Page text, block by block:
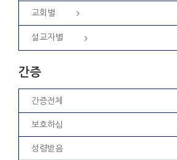
교회별
설교자별
간증
간증전체
보호하심
성령받음